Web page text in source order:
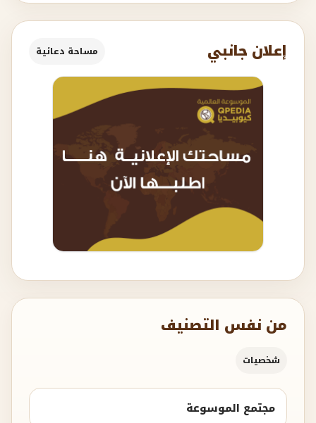
إعلان جانبي مساحة دعائية
من نفس التصنيف
شخصيات
مجتمع الموسوعة